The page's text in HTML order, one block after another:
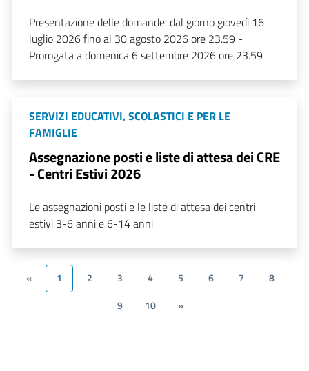
Presentazione delle domande: dal giorno giovedì 16
luglio 2026 fino al 30 agosto 2026 ore 23.59 -
Prorogata a domenica 6 settembre 2026 ore 23.59
SERVIZI EDUCATIVI, SCOLASTICI E PER LE
FAMIGLIE
Assegnazione posti e liste di attesa dei CRE
- Centri Estivi 2026
Le assegnazioni posti e le liste di attesa dei centri
estivi 3-6 anni e 6-14 anni
« 1 2 3 4 5 6 7
8
9
10 »